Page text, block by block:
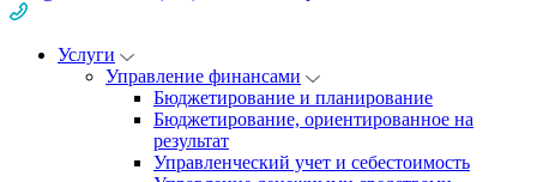
Услуги
Управление финансами
Бюджетирование и планирование
Бюджетирование, ориентированное на
результат
Управленческий учет и себестоимость